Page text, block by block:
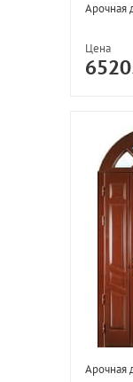
Арочная
Цена
Арочная